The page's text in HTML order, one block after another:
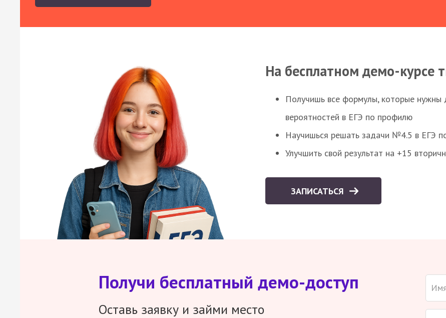
На бесплатном демо-курсе
Получишь все формулы, которые
вероятностей в ЕГЭ по профилю
Научишься решать задачи №4.5 в ЕГЭ
Улучшить свой результат на +15
ЗАПИСАТЬСЯ
Получи бесплатный демо-доступ
Оставь заявку и займи место